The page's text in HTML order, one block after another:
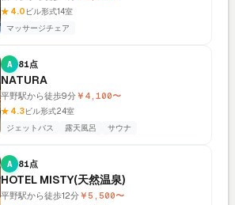
★ 4.0 ビル形式14室
マッサージチェア
A 81点
NATURA
平野駅から徒歩9分￥4,100〜
★ 4.3ビル形式24室
ジェットバス
露天風呂 サウナ
A 81点
HOTEL MISTY(天然温泉)
平野駅から徒歩12分￥5,500〜